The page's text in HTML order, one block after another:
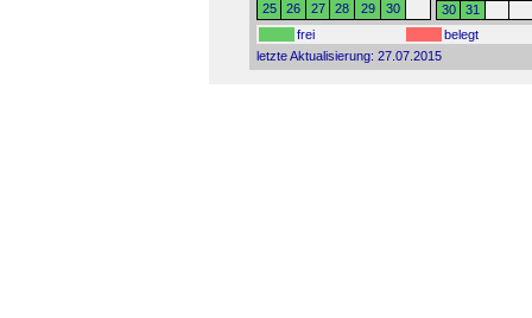
25
26 27 28 29 30
30
31
frei
belegt
letzte Aktualisierung: 27.07.2015